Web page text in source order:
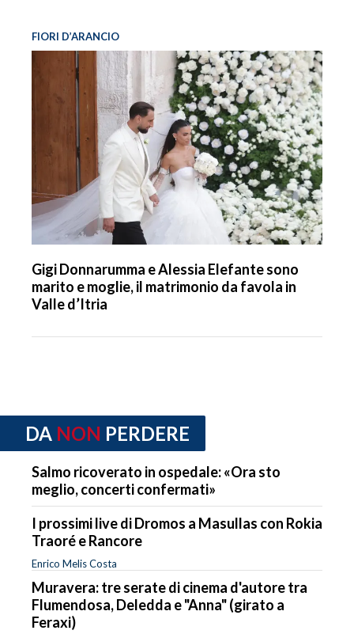
FIORI D’ARANCIO
Gigi Donnarumma e Alessia Elefante sono
marito e moglie, il matrimonio da favola in
Valle d’Itria
DA NON PERDERE
Salmo ricoverato in ospedale: «Ora sto
meglio, concerti confermati»
I prossimi live di Dromos a Masullas con Rokia
Traoré e Rancore
Enrico Melis Costa
Muravera: tre serate di cinema d'autore tra
Flumendosa, Deledda e "Anna" (girato a
Feraxi)